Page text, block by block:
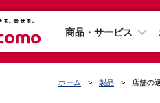
商品・サービス
ホーム 製品 店舗の